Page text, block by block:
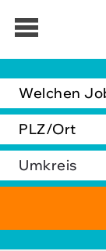
Bewerber
Unternehmen
Über iperdi
Kontakt
News